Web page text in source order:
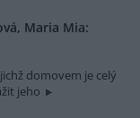
Maria Mia:
domovem je celý
jeho